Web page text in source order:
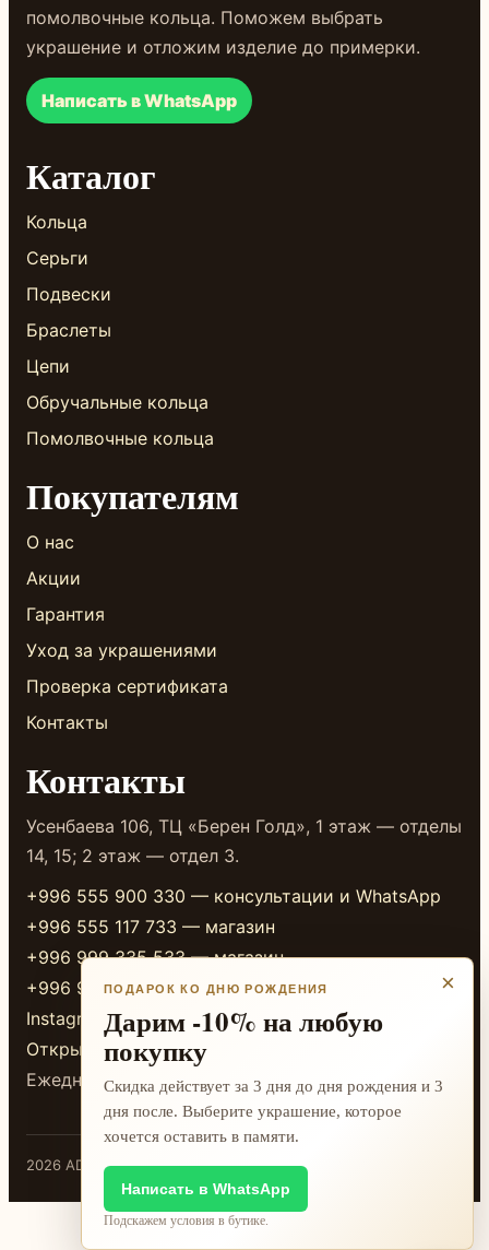
помолвочные кольца. Поможем выбрать
украшение и отложим изделие до примерки.
Написать в WhatsApp
Каталог
Кольца
Серьги
Подвески
Браслеты
Цепи
Обручальные кольца
Помолвочные кольца
Покупателям
О нас
Акции
Гарантия
Уход за украшениями
Проверка сертификата
Контакты
Контакты
Усенбаева 106, ТЦ «Берен Голд», 1 этаж — отделы
14, 15; 2 этаж — отдел 3.
+996 555 900 330 — консультации и WhatsApp
+996 555 117 733 — магазин
+996 999 335 533 — магазин
+996 999 338 333 — магазин
Instagram
Открыть в 2GIS
Ежедневно 10:00-20:00
2026 ADAMANT · Бишкек
×
ПОДАРОК КО ДНЮ РОЖДЕНИЯ
Дарим -10% на любую
покупку
Скидка действует за 3 дня до дня рождения и 3
дня после. Выберите украшение, которое
хочется оставить в памяти.
Написать в WhatsApp
Подскажем условия в бутике.